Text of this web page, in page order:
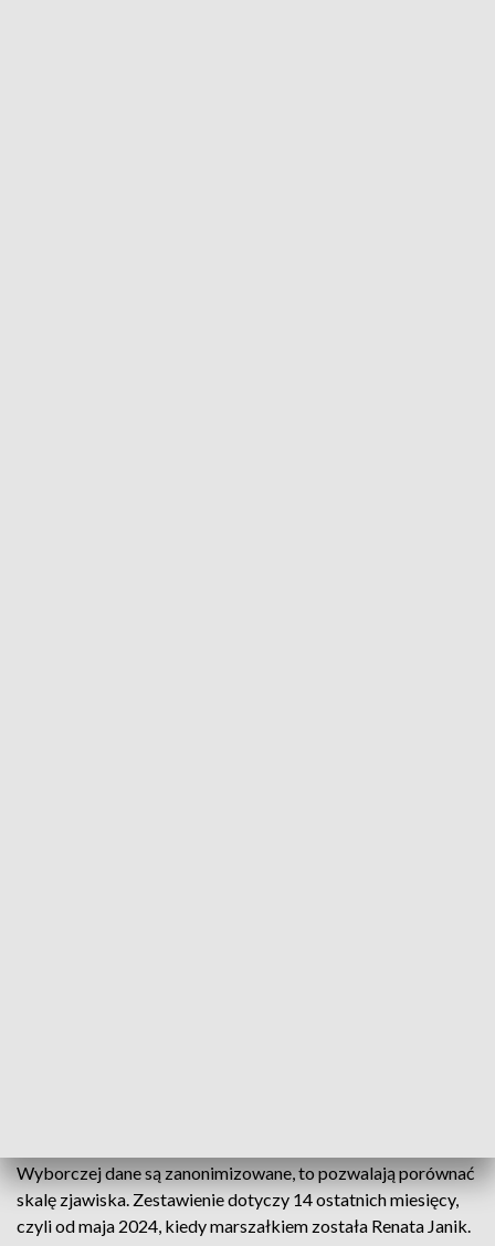
Wyborczej dane są zanonimizowane, to pozwalają porównać
skalę zjawiska. Zestawienie dotyczy 14 ostatnich miesięcy,
czyli od maja 2024, kiedy marszałkiem została Renata Janik.